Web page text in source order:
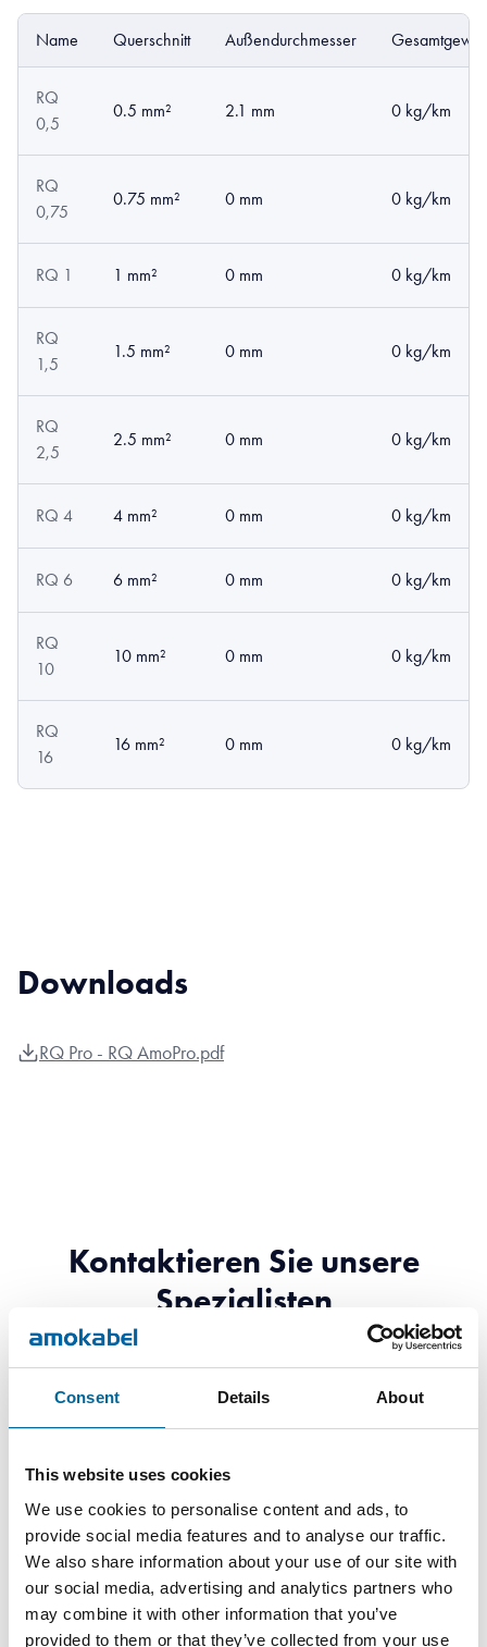
Consent Details About
This website uses cookies
We use cookies to personalise content and ads, to
provide social media features and to analyse our traffic.
We also share information about your use of our site with
our social media, advertising and analytics partners who
may combine it with other information that you’ve
provided to them or that they’ve collected from your use
Name Querschnitt Außendurchmesser
RQ
0,5
0.5 mm² 2.1 mm 0 kg/km
RQ
0,75
0.75 mm² 0 mm 0 kg/km
RQ 1 1 mm² 0 mm 0 kg/km
RQ
1,5
1.5 mm² 0 mm 0 kg/km
RQ
2,5
2.5 mm² 0 mm 0 kg/km
RQ 4 4 mm² 0 mm 0 kg/km
RQ 6 6 mm² 0 mm 0 kg/km
RQ
10
10 mm² 0 mm 0 kg/km
RQ
16
16 mm² 0 mm 0 kg/km
Downloads
RQ Pro - RQ AmoPro.pdf
Kontaktieren Sie unsere
Spezialisten